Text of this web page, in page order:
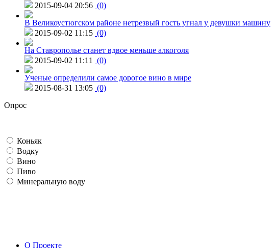
2015-09-04 20:56 (0)
В Великоустюгском районе нетрезвый гость угнал у девушки машину
2015-09-02 11:15 (0)
На Ставрополье станет вдвое меньше алкоголя
2015-09-02 11:11
(0)
Ученые определили самое дорогое вино в мире
2015-08-31 13:05 (0)
Опрос
Коньяк
Водку
Вино
Пиво
Минеральную воду
О Проекте